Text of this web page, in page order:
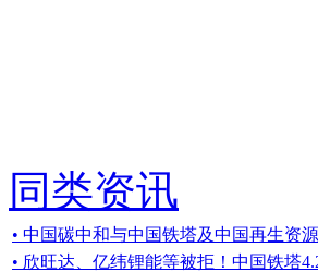
同类资讯
• 中国碳中和与中国铁塔及中国再生资
• 欣旺达、亿纬锂能等被拒！中国铁塔